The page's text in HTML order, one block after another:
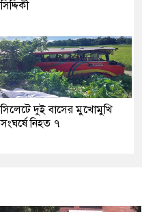
সিদ্দিকী
সিলেটে দুই বাসের মুখোমুখি
সংঘর্ষে নিহত ৭